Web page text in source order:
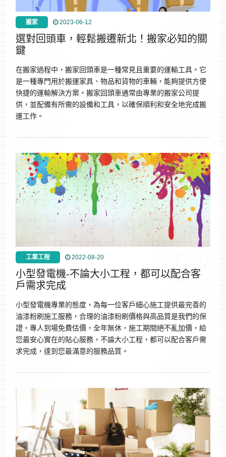
搬家 2023-06-12
選對回頭車，輕鬆搬遷新北！搬家必知的關
鍵
在搬家過程中，搬家回頭車是一種常見且重要的運輸工具。它
是一種專門用於搬運家具、物品和貨物的車輛，能夠提供方便
快捷的運輸解決方案。搬家回頭車通常由專業的搬家公司提
供，並配備有所需的設備和工具，以確保順利和安全地完成搬
運工作。
工業工程 2022-08-20
小型發電機-不論大小工程，都可以配合客
戶需求完成
小型發電機專業的態度，為每一位客戶細心施工提供最完善的
油漆粉刷施工服務，合理的油漆粉刷價格與高品質是我們的保
證，專人到場免費估價，全年無休，施工期間絕不亂加價，給
您最安心實在的貼心服務，不論大小工程，都可以配合客戶需
求完成，達到您最滿意的服務品質。